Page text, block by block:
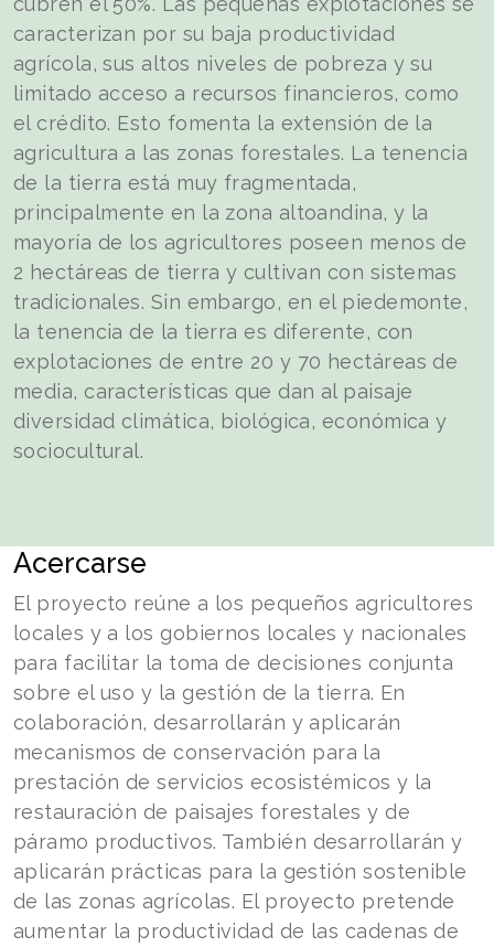
caracterizan por su baja productividad
agrícola, sus altos niveles de pobreza y su
limitado acceso a recursos financieros, como
el crédito. Esto fomenta la extensión de la
agricultura a las zonas forestales. La tenencia
de la tierra está muy fragmentada,
principalmente en la zona altoandina, y la
mayoría de los agricultores poseen menos de
2 hectáreas de tierra y cultivan con sistemas
tradicionales. Sin embargo, en el piedemonte,
la tenencia de la tierra es diferente, con
explotaciones de entre 20 y 70 hectáreas de
media, características que dan al paisaje
diversidad climática, biológica, económica y
sociocultural.
Acercarse
El proyecto reúne a los pequeños agricultores
locales y a los gobiernos locales y nacionales
para facilitar la toma de decisiones conjunta
sobre el uso y la gestión de la tierra. En
colaboración, desarrollarán y aplicarán
mecanismos de conservación para la
prestación de servicios ecosistémicos y la
restauración de paisajes forestales y de
páramo productivos. También desarrollarán y
aplicarán prácticas para la gestión sostenible
de las zonas agrícolas. El proyecto pretende
aumentar la productividad de las cadenas de